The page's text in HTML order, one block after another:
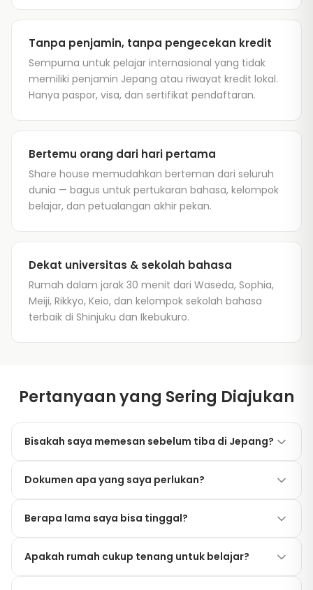
Tanpa penjamin, tanpa pengecekan kredit
Sempurna untuk pelajar internasional yang tidak
memiliki penjamin Jepang atau riwayat kredit lokal.
Hanya paspor, visa, dan sertifikat pendaftaran.
Bertemu orang dari hari pertama
Share house memudahkan berteman dari seluruh
dunia — bagus untuk pertukaran bahasa, kelompok
belajar, dan petualangan akhir pekan.
Dekat universitas & sekolah bahasa
Rumah dalam jarak 30 menit dari Waseda, Sophia,
Meiji, Rikkyo, Keio, dan kelompok sekolah bahasa
terbaik di Shinjuku dan Ikebukuro.
Pertanyaan yang Sering Diajukan
Bisakah saya memesan sebelum tiba di Jepang?
memesan dari luar negeri. Kami menerima kontrak
instruksi move-in terperinci sebelum Anda terbang.
Dokumen apa yang saya perlukan?
sertifikat pendaftaran atau surat penerimaan dari
Berapa lama saya bisa tinggal?
sebagian besar pelajar tinggal 3 hingga 12 bulan.
Apakah rumah cukup tenang untuk belajar?